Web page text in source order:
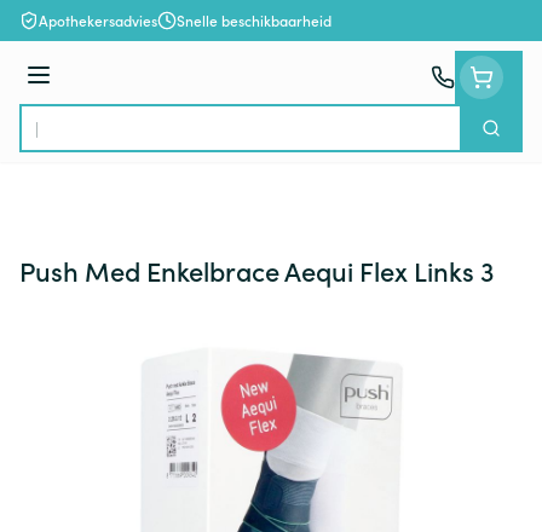
Ga naar de inhoud
Apothekersadvies Snelle beschikbaarheid
Menu
Product, merk, categorie...
Zoek
Push Med Enkelbrace Aequi Flex Links 3